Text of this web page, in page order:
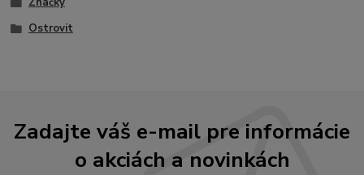
Ostrovit
Zadajte váš e-mail pre informácie
o akciách a novinkách